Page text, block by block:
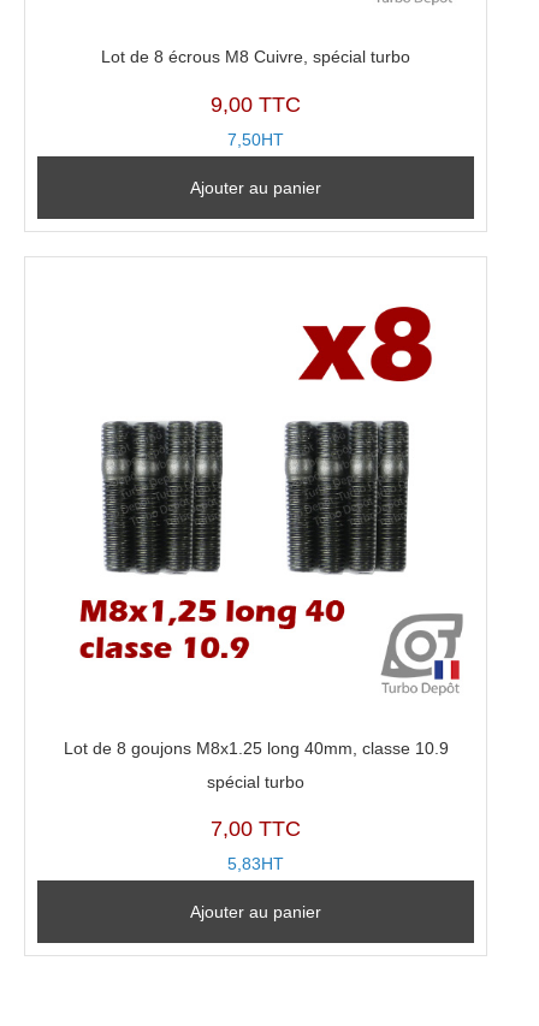
Lot de 8 écrous M8 Cuivre, spécial turbo
9,00 TTC
7,50HT
Ajouter au panier
Lot de 8 goujons M8x1.25 long 40mm, classe 10.9
spécial turbo
7,00 TTC
5,83HT
Ajouter au panier